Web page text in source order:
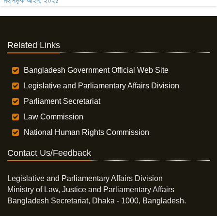
Related Links
Bangladesh Government Official Web Site
Legislative and Parliamentary Affairs Division
Parliament Secretariat
Law Commission
National Human Rights Commission
Contact Us/Feedback
Legislative and Parliamentary Affairs Division
Ministry of Law, Justice and Parliamentary Affairs
Bangladesh Secretariat, Dhaka - 1000, Bangladesh.